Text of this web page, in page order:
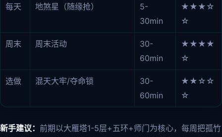
每天 地煞星（随缘抢）
5-
30min
★★★☆
☆
周末 周末活动
30-
60min
★★★★
☆
选做 混天大牢/夺命锁
30-
60min
★★☆☆
☆
新手建议： 前期以大雁塔1-5层+五环+师门为核心，每周把孤竹